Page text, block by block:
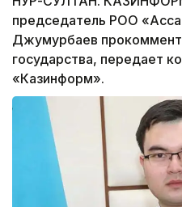
председатель РОО
Джумурбаев
государства, передает
«Казинформ».